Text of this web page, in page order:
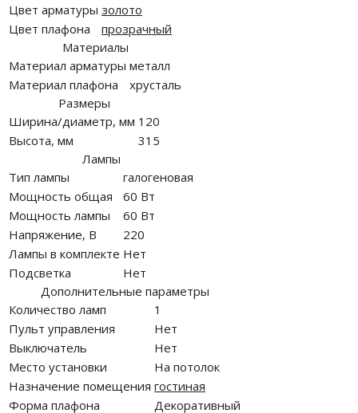
Цвет арматуры золото
Цвет плафона
прозрачный
Материалы
Материал арматуры металл
Материал плафона
хрусталь
Размеры
Ширина/диаметр, мм 120
Высота, мм
315
Лампы
Тип лампы
галогеновая
Мощность общая
60 Вт
Мощность лампы
60 Вт
Напряжение, В
220
Лампы в комплекте Нет
Подсветка
Нет
Дополнительные параметры
Количество ламп
1
Пульт управления
Нет
Выключатель
Нет
Место установки
На потолок
Назначение помещения гостиная
Форма плафона
Декоративный